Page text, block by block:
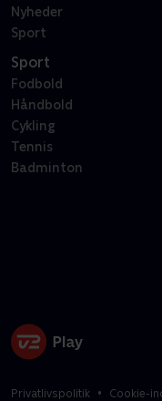
Nyheder
Sport
Sport
Fodbold
Håndbold
Cykling
Tennis
Badminton
Privatlivspolitik Cookie-